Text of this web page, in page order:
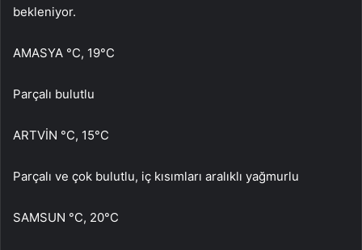
bekleniyor.
AMASYA °C, 19°C
Parçalı bulutlu
ARTVİN °C, 15°C
Parçalı ve çok bulutlu, iç kısımları aralıklı yağmurlu
SAMSUN °C, 20°C